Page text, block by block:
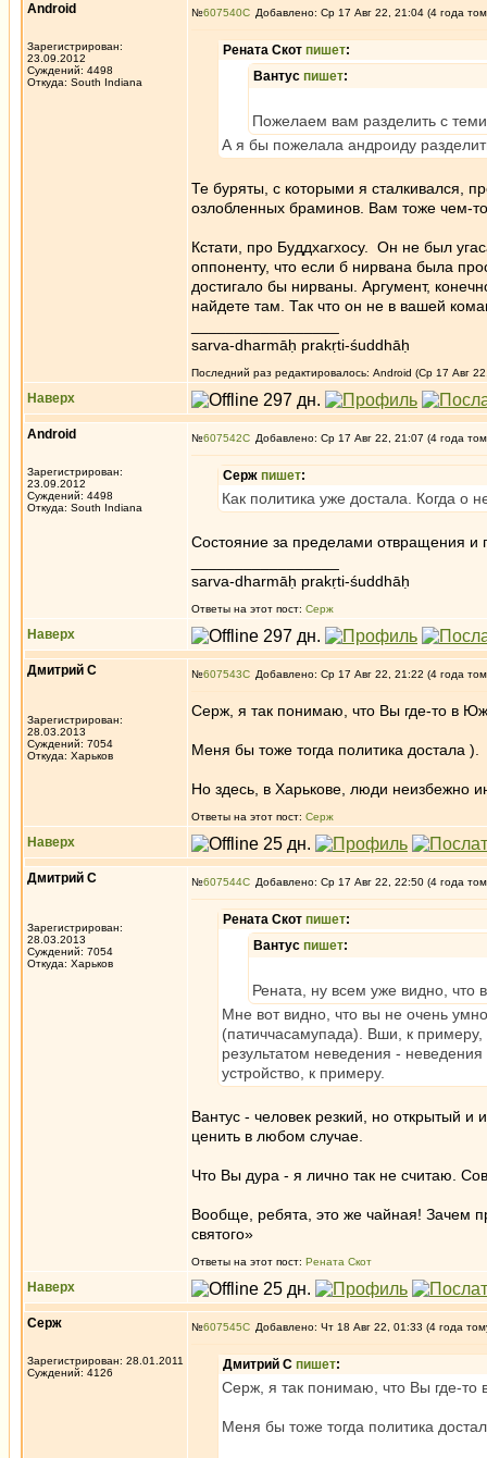
Android
Зарегистрирован:
23.09.2012
Суждений: 4498
Откуда: South Indiana
№607540 Добавлено: Ср 17 Авг 22, 21:04 (4 года
Рената Скот пишет:
Вантус пишет:
Пожелаем вам разделить с
А я бы пожелала андроиду
Те буряты, с которыми я сталкивался,
озлобленных браминов. Вам тоже чем-
Кстати, про Буддхагхосу. Он не был
оппоненту, что если б нирвана была
достигало бы нирваны. Аргумент,
найдете там. Так что он не в вашей
sarva-dharmāḥ prakṛti-śuddhāḥ
Последний раз редактировалось: Android (Ср 17 Авг
Наверх
Android
Зарегистрирован:
23.09.2012
Суждений: 4498
Откуда: South Indiana
№607542 Добавлено: Ср 17 Авг 22, 21:07 (4 года
Серж пишет:
Как политика уже достала. Когда о
Состояние за пределами отвращения и
sarva-dharmāḥ prakṛti-śuddhāḥ
Ответы на этот пост: Серж
Наверх
Дмитрий С
Зарегистрирован:
28.03.2013
Суждений: 7054
Откуда: Харьков
№607543 Добавлено: Ср 17 Авг 22, 21:22 (4 года
Серж, я так понимаю, что Вы где-то в
Меня бы тоже тогда политика достала ).
Но здесь, в Харькове, люди неизбежно
Ответы на этот пост: Серж
Наверх
Дмитрий С
Зарегистрирован:
28.03.2013
Суждений: 7054
Откуда: Харьков
№607544 Добавлено: Ср 17 Авг 22, 22:50 (4 года
Рената Скот пишет:
Вантус пишет:
Рената, ну всем уже видно, что
Мне вот видно, что вы не очень
(патиччасамупада). Вши, к примеру,
результатом неведения -
устройство, к примеру.
Вантус - человек резкий, но открытый и
ценить в любом случае.
Что Вы дура - я лично так не считаю.
Вообще, ребята, это же чайная! Зачем
святого»
Ответы на этот пост: Рената Скот
Наверх
Серж
Зарегистрирован: 28.01.2011
Суждений: 4126
№607545 Добавлено: Чт 18 Авг 22, 01:33 (4 года
Дмитрий С пишет:
Серж, я так понимаю, что Вы где-
Меня бы тоже тогда политика